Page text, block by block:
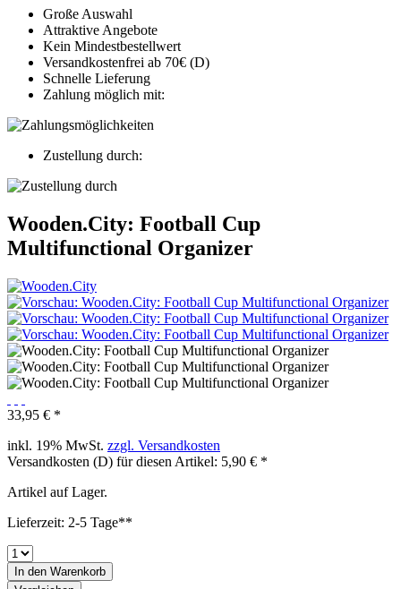
Große Auswahl
Attraktive Angebote
Kein Mindestbestellwert
Versandkostenfrei ab 70€ (D)
Schnelle Lieferung
Zahlung möglich mit:
Zustellung durch:
Wooden.City: Football Cup
Multifunctional Organizer
33,95 € *
inkl. 19% MwSt. zzgl. Versandkosten
Versandkosten (D) für diesen Artikel: 5,90 € *
Artikel auf Lager.
Lieferzeit: 2-5 Tage**
In den Warenkorb